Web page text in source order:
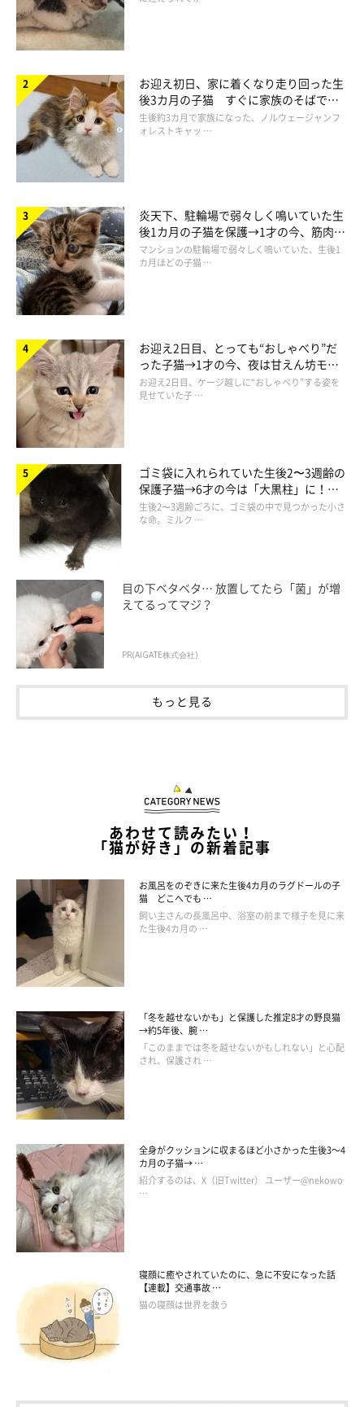
お迎え初日、家に着くなり走り回った生
後3カ月の子猫 すぐに家族のそばで落
ち着く姿に「迎えてよかった」
生後約3カ月で家族になった、ノルウェージャンフ
ォレストキャッ …
炎天下、駐輪場で弱々しく鳴いていた生
後1カ月の子猫を保護→1才の今、筋肉質
でツンデレなコに成長
マンションの駐輪場で弱々しく鳴いていた、生後1
カ月ほどの子猫 …
お迎え2日目、とっても“おしゃべり”だ
った子猫→1才の今、夜は甘えん坊モー
ドになるコに成長！
お迎え2日目、ケージ越しに“おしゃべり”する姿を
見せていた子 …
ゴミ袋に入れられていた生後2〜3週齢の
保護子猫→6才の今は「大黒柱」に！
美しい黒猫に成長した姿にグッとくる
生後2〜3週齢ごろに、ゴミ袋の中で見つかった小さ
な命。ミルク …
目の下ベタベタ… 放置してたら「菌」が増
えてるってマジ？
PR(AIGATE株式会社)
もっと見る
あわせて読みたい！
「猫が好き」の新着記事
お風呂をのぞきに来た生後4カ月のラグドールの子
猫 どこへでも …
飼い主さんの長風呂中、浴室の前まで様子を見に来
た生後4カ月の …
「冬を越せないかも」と保護した推定8才の野良猫
→約5年後、腕 …
「このままでは冬を越せないかもしれない」と心配
され、保護され …
全身がクッションに収まるほど小さかった生後3～4
カ月の子猫→ …
紹介するのは、X（旧Twitter） ユーザー@nekowo
…
寝顔に癒やされていたのに、急に不安になった話
【連載】交通事故 …
猫の寝顔は世界を救う